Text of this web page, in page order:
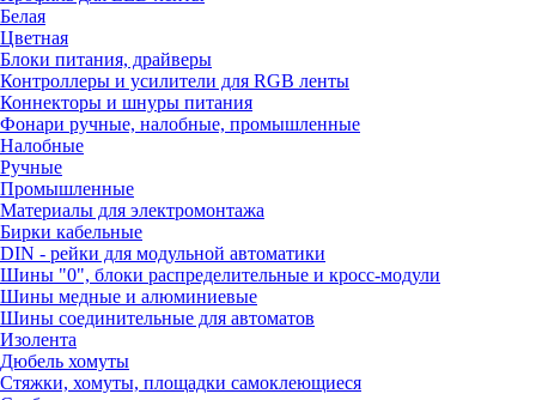
Белая
Цветная
Блоки питания, драйверы
Контроллеры и усилители для RGB ленты
Коннекторы и шнуры питания
Фонари ручные, налобные, промышленные
Налобные
Ручные
Промышленные
Материалы для электромонтажа
Бирки кабельные
DIN - рейки для модульной автоматики
Шины "0", блоки распределительные и кросс-модули
Шины медные и алюминиевые
Шины соединительные для автоматов
Изолента
Дюбель хомуты
Стяжки, хомуты, площадки самоклеющиеся